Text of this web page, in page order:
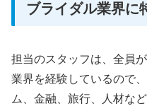
ブライダル業界に
担当のスタッフは、全員
業界を経験しているので
ム、金融、旅行、人材な